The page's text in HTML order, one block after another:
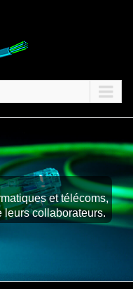
et télécoms,
leurs collaborateurs.